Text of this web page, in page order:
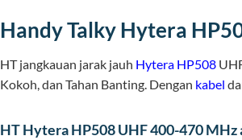
Handy Talky Hytera
HT jangkauan jarak jauh Hytera HP508
Kokoh, dan Tahan Banting. Dengan kabel
HT Hytera HP508 UHF 400-470